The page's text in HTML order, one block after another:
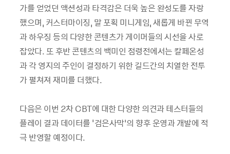
가를 얻었던 액션성과 타격감은 더욱 높은 완성도를 자랑
했으며, 커스터마이징, 말 포획 미니게임, 새롭게 바뀐 무역
과 하우징 등의 다양한 콘텐츠가 게이머들의 시선을 사로
잡았다. 또 후반 콘텐츠의 백미인 점령전에서는 칼페온성
과 각 영지의 주인이 결정하기 위한 길드간의 치열한 전투
가 펼쳐져 재미를 더했다.
다음은 이번 2차 CBT에 대한 다양한 의견과 테스터들의
플레이 결과 데이터를 '검은사막’의 향후 운영과 개발에 적
극 반영할 예정이다.